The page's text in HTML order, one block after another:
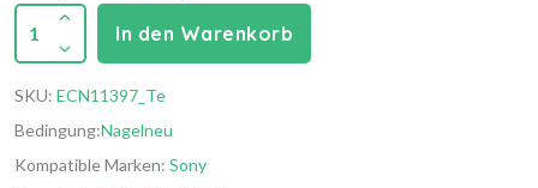
1 In den Warenkorb
SKU: ECN11397_Te
Bedingung:Nagelneu
Kompatible Marken: Sony